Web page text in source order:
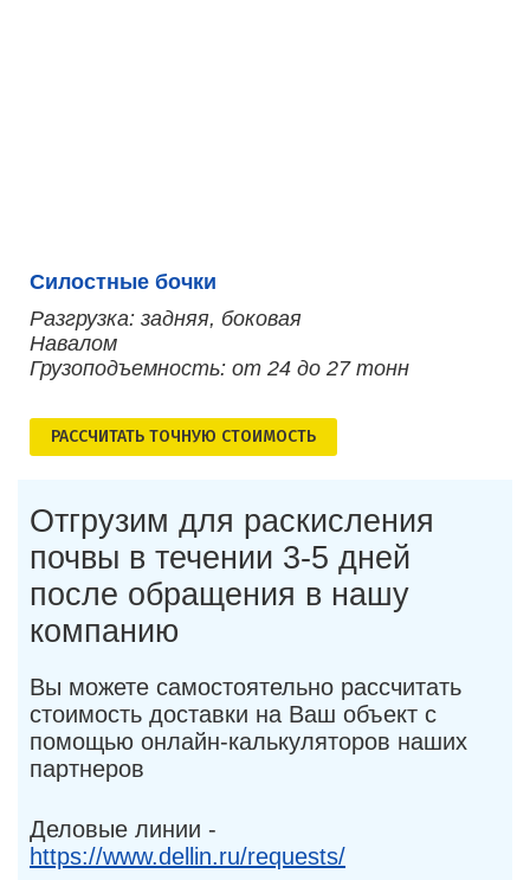
Силостные бочки
Разгрузка: задняя, боковая
Навалом
Грузоподъемность: от 24 до 27 тонн
РАСCЧИТАТЬ ТОЧНУЮ СТОИМОСТЬ
Отгрузим для раскисления
почвы в течении 3-5 дней
после обращения в нашу
компанию
Вы можете самостоятельно рассчитать
стоимость доставки на Ваш объект с
помощью онлайн-калькуляторов наших
партнеров
Деловые линии -
https://www.dellin.ru/requests/